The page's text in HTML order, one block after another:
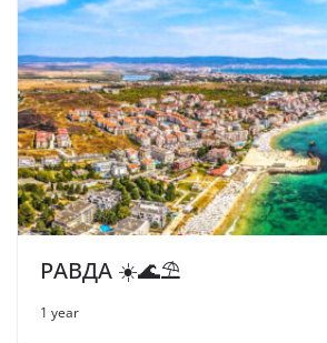
РАВДА ☀️🌊⛱
1 year